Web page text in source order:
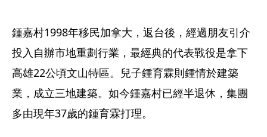
鍾嘉村1998年移民加拿大，返台後，經過朋友引介
投入自辦市地重劃行業，最經典的代表戰役是拿下
高雄22公頃文山特區。兒子鍾育霖則鍾情於建築
業，成立三地建築。如今鍾嘉村已經半退休，集團
多由現年37歲的鍾育霖打理。